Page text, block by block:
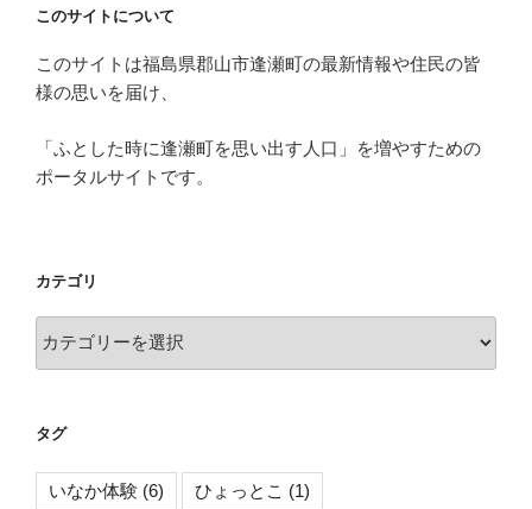
ー
シ
ョ
ル】”
の
山
手
仕
た
び
常
～
【郡
山
このサイトについて
このサイトは福島県郡山市逢瀬町の最新情報や住民の皆
様の思いを届け、
「ふとした時に逢瀬町を思い出す人口」を増やすための
ポータルサイトです。
カテゴリ
テ
タグ
いなか体験 (6) ひょっとこ (1)